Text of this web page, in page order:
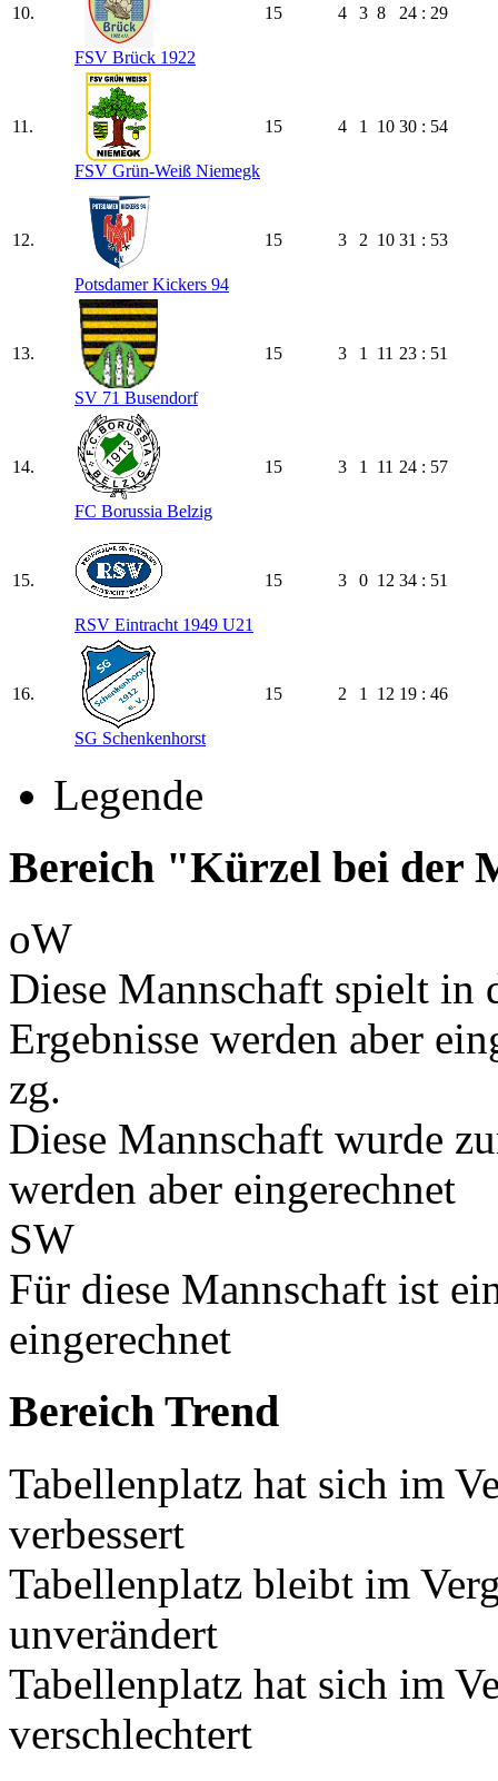
10.
FSV Brück 1922
15 4 3 8 24 : 29
11.
FSV Grün-Weiß Niemegk
15 4 1 10 30 : 54
12.
Potsdamer Kickers 94
15 3 2 10 31 : 53
13.
SV 71 Busendorf
15 3 1 11 23 : 51
14.
FC Borussia Belzig
15 3 1 11 24 : 57
15.
RSV Eintracht 1949 U21
15 3 0 12 34 : 51
16.
SG Schenkenhorst
15 2 1 12 19 : 46
Legende
Bereich "Kürzel bei der
oW
Diese Mannschaft spielt in
Ergebnisse werden aber
zg.
Diese Mannschaft wurde
werden aber eingerechnet
SW
Für diese Mannschaft ist
eingerechnet
Bereich Trend
Tabellenplatz hat sich im
verbessert
Tabellenplatz bleibt im
unverändert
Tabellenplatz hat sich im
verschlechtert